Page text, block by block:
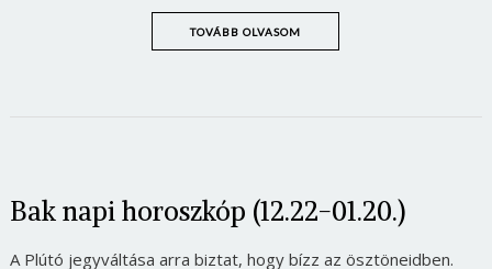
TOVÁBB OLVASOM
Bak napi horoszkóp (12.22-01.20.)
A Plútó jegyváltása arra biztat, hogy bízz az ösztöneidben.